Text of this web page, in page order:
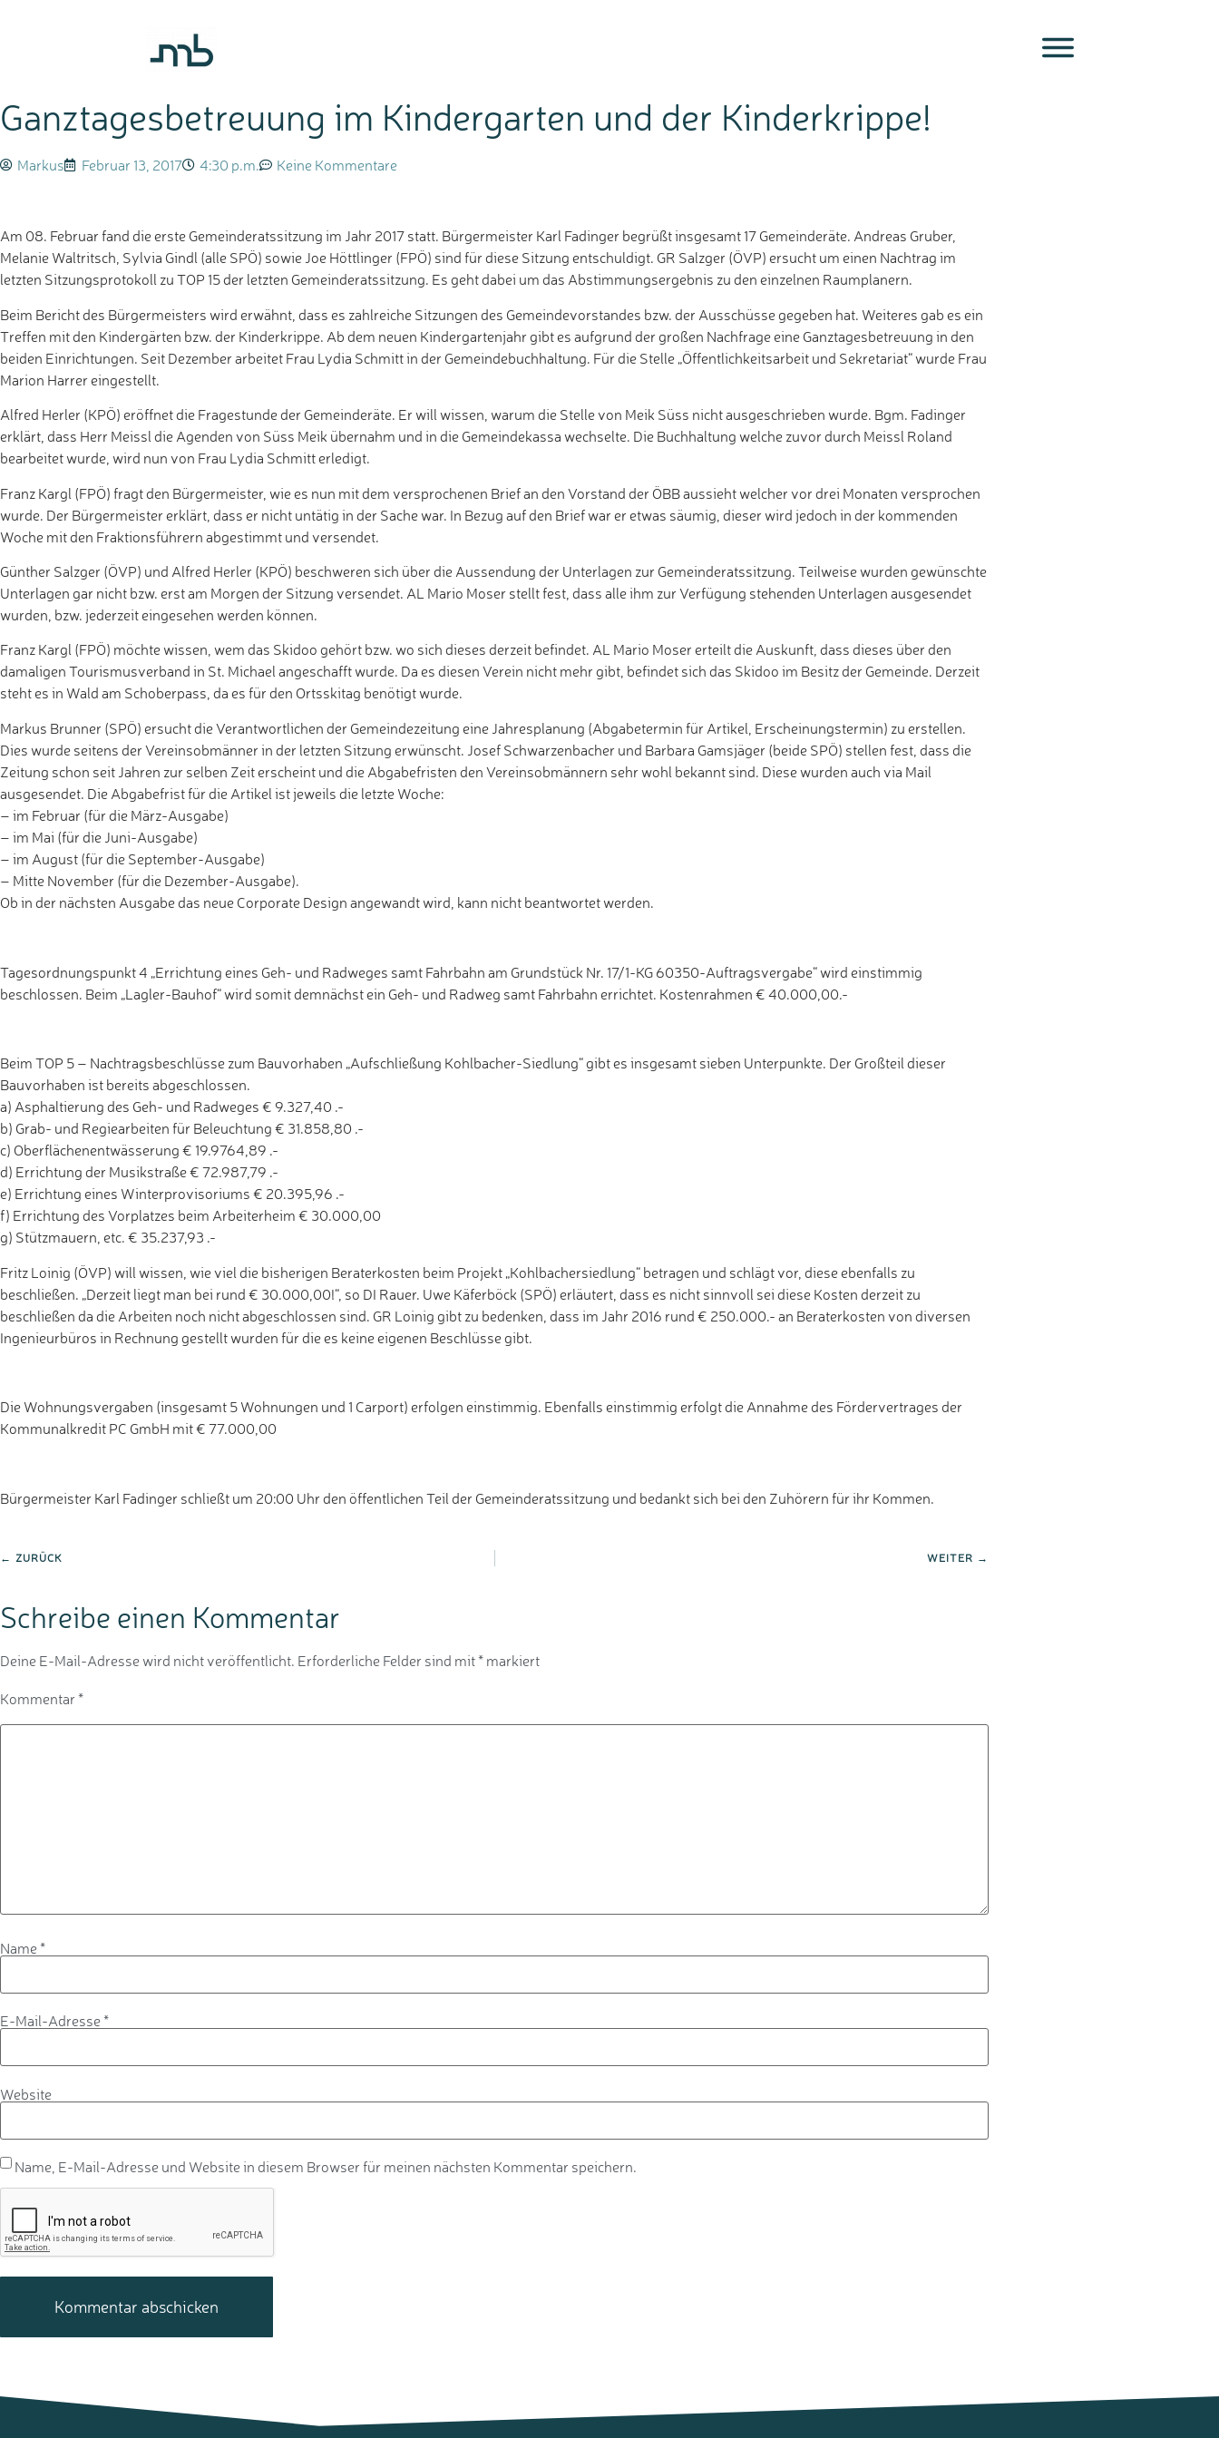
Ganztagesbetreuung im Kindergarten und der Kinderkrippe!
Markus Februar 13, 2017 4:30 p.m. Keine Kommentare
Am 08. Februar fand die erste Gemeinderatssitzung im Jahr 2017 statt. Bürgermeister Karl Fadinger begrüßt insgesamt 17 Gemeinderäte. Andreas Gruber,
Melanie Waltritsch, Sylvia Gindl (alle SPÖ) sowie Joe Höttlinger (FPÖ) sind für diese Sitzung entschuldigt. GR Salzger (ÖVP) ersucht um einen Nachtrag im
letzten Sitzungsprotokoll zu TOP 15 der letzten Gemeinderatssitzung. Es geht dabei um das Abstimmungsergebnis zu den einzelnen Raumplanern.
Beim Bericht des Bürgermeisters wird erwähnt, dass es zahlreiche Sitzungen des Gemeindevorstandes bzw. der Ausschüsse gegeben hat. Weiteres gab es ein
Treffen mit den Kindergärten bzw. der Kinderkrippe. Ab dem neuen Kindergartenjahr gibt es aufgrund der großen Nachfrage eine Ganztagesbetreuung in den
beiden Einrichtungen. Seit Dezember arbeitet Frau Lydia Schmitt in der Gemeindebuchhaltung. Für die Stelle „Öffentlichkeitsarbeit und Sekretariat“ wurde Frau
Marion Harrer eingestellt.
Alfred Herler (KPÖ) eröffnet die Fragestunde der Gemeinderäte. Er will wissen, warum die Stelle von Meik Süss nicht ausgeschrieben wurde. Bgm. Fadinger
erklärt, dass Herr Meissl die Agenden von Süss Meik übernahm und in die Gemeindekassa wechselte. Die Buchhaltung welche zuvor durch Meissl Roland
bearbeitet wurde, wird nun von Frau Lydia Schmitt erledigt.
Franz Kargl (FPÖ) fragt den Bürgermeister, wie es nun mit dem versprochenen Brief an den Vorstand der ÖBB aussieht welcher vor drei Monaten versprochen
wurde. Der Bürgermeister erklärt, dass er nicht untätig in der Sache war. In Bezug auf den Brief war er etwas säumig, dieser wird jedoch in der kommenden
Woche mit den Fraktionsführern abgestimmt und versendet.
Günther Salzger (ÖVP) und Alfred Herler (KPÖ) beschweren sich über die Aussendung der Unterlagen zur Gemeinderatssitzung. Teilweise wurden gewünschte
Unterlagen gar nicht bzw. erst am Morgen der Sitzung versendet. AL Mario Moser stellt fest, dass alle ihm zur Verfügung stehenden Unterlagen ausgesendet
wurden, bzw. jederzeit eingesehen werden können.
Franz Kargl (FPÖ) möchte wissen, wem das Skidoo gehört bzw. wo sich dieses derzeit befindet. AL Mario Moser erteilt die Auskunft, dass dieses über den
damaligen Tourismusverband in St. Michael angeschafft wurde. Da es diesen Verein nicht mehr gibt, befindet sich das Skidoo im Besitz der Gemeinde. Derzeit
steht es in Wald am Schoberpass, da es für den Ortsskitag benötigt wurde.
Markus Brunner (SPÖ) ersucht die Verantwortlichen der Gemeindezeitung eine Jahresplanung (Abgabetermin für Artikel, Erscheinungstermin) zu erstellen.
Dies wurde seitens der Vereinsobmänner in der letzten Sitzung erwünscht. Josef Schwarzenbacher und Barbara Gamsjäger (beide SPÖ) stellen fest, dass die
Zeitung schon seit Jahren zur selben Zeit erscheint und die Abgabefristen den Vereinsobmännern sehr wohl bekannt sind. Diese wurden auch via Mail
ausgesendet. Die Abgabefrist für die Artikel ist jeweils die letzte Woche:
– im Februar (für die März-Ausgabe)
– im Mai (für die Juni-Ausgabe)
– im August (für die September-Ausgabe)
– Mitte November (für die Dezember-Ausgabe).
Ob in der nächsten Ausgabe das neue Corporate Design angewandt wird, kann nicht beantwortet werden.
Tagesordnungspunkt 4 „Errichtung eines Geh- und Radweges samt Fahrbahn am Grundstück Nr. 17/1-KG 60350-Auftragsvergabe“ wird einstimmig
beschlossen. Beim „Lagler-Bauhof“ wird somit demnächst ein Geh- und Radweg samt Fahrbahn errichtet. Kostenrahmen € 40.000,00.-
Beim TOP 5 – Nachtragsbeschlüsse zum Bauvorhaben „Aufschließung Kohlbacher-Siedlung“ gibt es insgesamt sieben Unterpunkte. Der Großteil dieser
Bauvorhaben ist bereits abgeschlossen.
a) Asphaltierung des Geh- und Radweges € 9.327,40 .-
b) Grab- und Regiearbeiten für Beleuchtung € 31.858,80 .-
c) Oberflächenentwässerung € 19.9764,89 .-
d) Errichtung der Musikstraße € 72.987,79 .-
e) Errichtung eines Winterprovisoriums € 20.395,96 .-
f) Errichtung des Vorplatzes beim Arbeiterheim € 30.000,00
g) Stützmauern, etc. € 35.237,93 .-
Fritz Loinig (ÖVP) will wissen, wie viel die bisherigen Beraterkosten beim Projekt „Kohlbachersiedlung“ betragen und schlägt vor, diese ebenfalls zu
beschließen. „Derzeit liegt man bei rund € 30.000,00!“, so DI Rauer. Uwe Käferböck (SPÖ) erläutert, dass es nicht sinnvoll sei diese Kosten derzeit zu
beschließen da die Arbeiten noch nicht abgeschlossen sind. GR Loinig gibt zu bedenken, dass im Jahr 2016 rund € 250.000.- an Beraterkosten von diversen
Ingenieurbüros in Rechnung gestellt wurden für die es keine eigenen Beschlüsse gibt.
Die Wohnungsvergaben (insgesamt 5 Wohnungen und 1 Carport) erfolgen einstimmig. Ebenfalls einstimmig erfolgt die Annahme des Fördervertrages der
Kommunalkredit PC GmbH mit € 77.000,00
Bürgermeister Karl Fadinger schließt um 20:00 Uhr den öffentlichen Teil der Gemeinderatssitzung und bedankt sich bei den Zuhörern für ihr Kommen.
← ZURÜCK WEITER →
Schreibe einen Kommentar
Deine E-Mail-Adresse wird nicht veröffentlicht. Erforderliche Felder sind mit* markiert
Kommentar *
Name*
E-Mail-Adresse*
Website
Name, E-Mail-Adresse und Website in diesem Browser für meinen nächsten Kommentar speichern.